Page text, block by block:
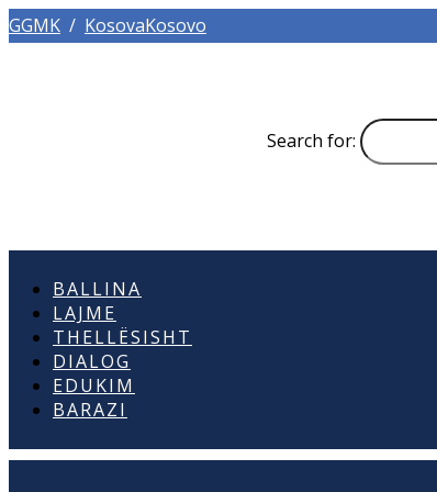
GGMK / KosovaKosovo
Search for:
BALLINA
LAJME
THELLËSISHT
DIALOG
EDUKIM
BARAZI